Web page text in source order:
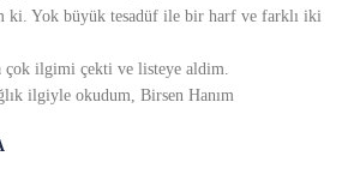
ki. Yok büyük tesadüf ile bir harf ve farklı iki
çok ilgimi çekti ve listeye aldim.
ilgiyle okudum, Birsen Hanım